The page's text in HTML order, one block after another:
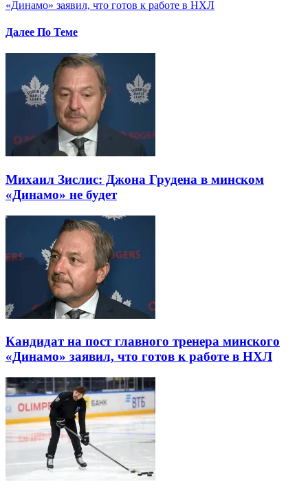
«Динамо» заявил, что готов к работе в НХЛ
Далее По Теме
Михаил Зислис: Джона Грудена в минском
«Динамо» не будет
Кандидат на пост главного тренера минского
«Динамо» заявил, что готов к работе в НХЛ